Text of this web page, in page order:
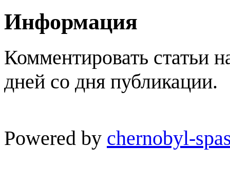
Информация
Комментировать статьи
дней со дня публикации.
Powered by chernobyl-